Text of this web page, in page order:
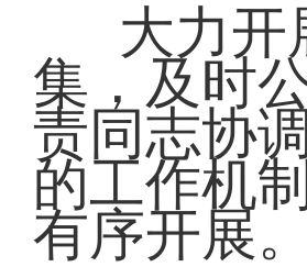
大力开
集，及时
责同志协
的工作机
有序开展。